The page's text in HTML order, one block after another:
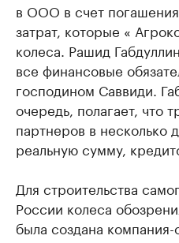
в ООО в счет
затрат, которые «
колеса. Рашид
все финансовые
господином Саввиди.
очередь, полагает, что
партнеров в несколько
реальную сумму,
Для строительства
России колеса
была создана